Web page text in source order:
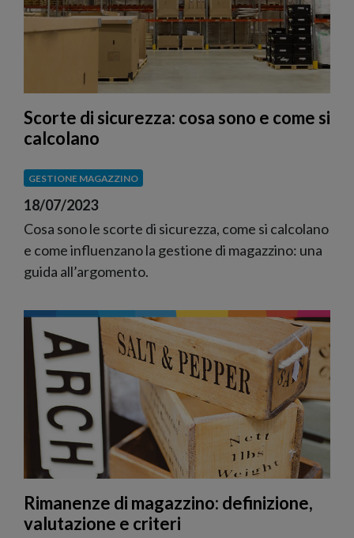
Scorte di sicurezza: cosa sono e come si
calcolano
GESTIONE MAGAZZINO
18/07/2023
Cosa sono le scorte di sicurezza, come si calcolano
e come influenzano la gestione di magazzino: una
guida all’argomento.
Rimanenze di magazzino: definizione,
valutazione e criteri